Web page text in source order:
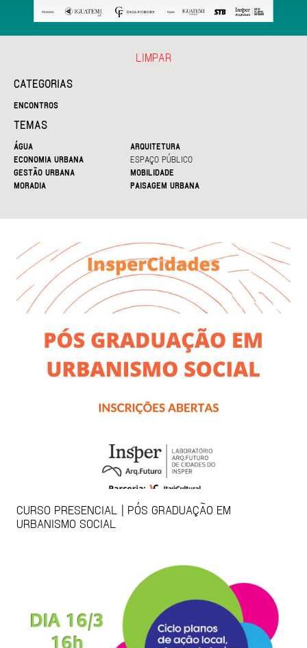
CATEGORIAS
ENCONTROS
TEMAS
ÁGUA
ARQUITETURA
ECONOMIA URBANA
ESPAÇO PÚBLICO
GESTÃO URBANA
MOBILIDADE
MORADIA
PAISAGEM URBANA
LIMPAR
CURSO PRESENCIAL | PÓS GRADUAÇÃO EM
URBANISMO SOCIAL